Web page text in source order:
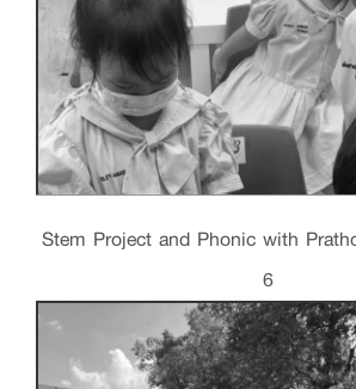
Stem Project and Phonic with
6